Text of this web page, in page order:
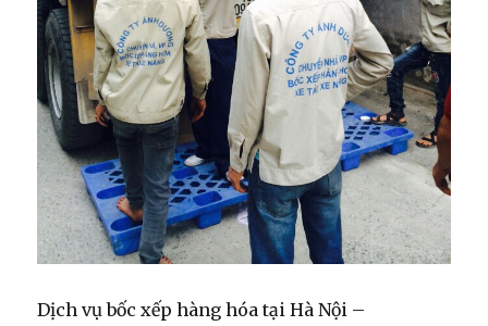
Dịch vụ bốc xếp hàng hóa tại Hà Nội –